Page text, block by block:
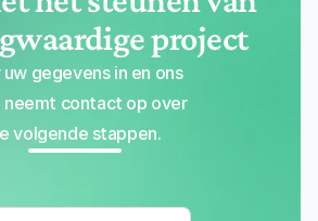
project
uw gegevens in en ons
neemt contact op over
volgende stappen.